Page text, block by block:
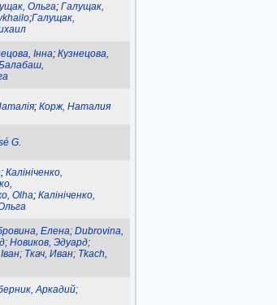
Ольга; Галущак,
;Галущак,
Інна; Кузнецова,
; Корж, Наталия
G.
; Калініченко,
Olha; Калініченко,
Елена; Dubrovina,
Новиков, Эдуард;
Ткач, Иван; Tkach,
Аркадий;